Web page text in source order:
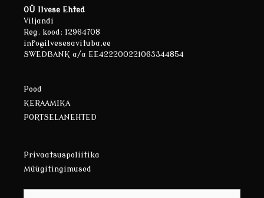
OÜ Ilvese Ehted
Viljandi
Reg. kood: 12964708
info@ilvesesavituba.ee
SWEDBANK a/a EE422200221063344854
Pood
KERAAMIKA
PORTSELANEHTED
Privaatsuspoliitika
Müügitingimused